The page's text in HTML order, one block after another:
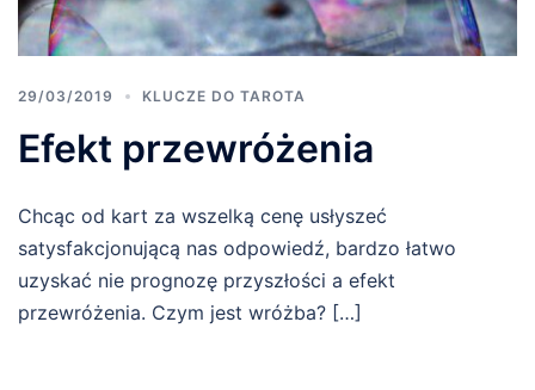
29/03/2019 KLUCZE DO TAROTA
Efekt przewróżenia
Chcąc od kart za wszelką cenę usłyszeć
satysfakcjonującą nas odpowiedź, bardzo łatwo
uzyskać nie prognozę przyszłości a efekt
przewróżenia. Czym jest wróżba? […]